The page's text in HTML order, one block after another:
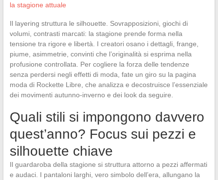
la stagione attuale
Il layering struttura le silhouette. Sovrapposizioni, giochi di
volumi, contrasti marcati: la stagione prende forma nella
tensione tra rigore e libertà. I creatori osano i dettagli, frange,
piume, asimmetrie, convinti che l’originalità si esprima nella
profusione controllata. Per cogliere la forza delle tendenze
senza perdersi negli effetti di moda, fate un giro su la pagina
moda di Rockette Libre, che analizza e decostruisce l’essenziale
dei movimenti autunno-inverno e dei look da seguire.
Quali stili si impongono davvero
quest’anno? Focus sui pezzi e
silhouette chiave
Il guardaroba della stagione si struttura attorno a pezzi affermati
e audaci. I pantaloni larghi, vero simbolo dell’era, allungano la